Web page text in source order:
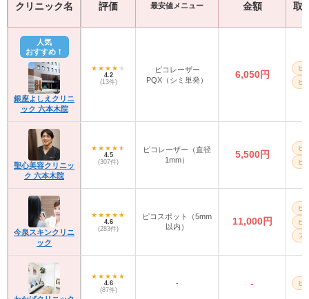
クリニック名 評価 最安値メニュー 金額 取
人気
おすすめ！
銀座よしえクリニ
ック 六本木院
4.2
(13件)
ピコレーザー
PQX（シミ単発）
6,050円
ピ
ピ
聖心美容クリニッ
ク 六本木院
4.5
(307件)
ピコレーザー（直径
1mm）
5,500円
ピ
ピ
今泉スキンクリニ
ック
4.6
(283件)
ピコスポット（5mm
以内）
11,000円
ピ
ピ
フ
4.6
(87件)
- - ピ